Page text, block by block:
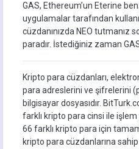
GAS, Ethereum’un Eterine
uygulamalar tarafından
cüzdanınızda NEO tutmanız
paradır. İstediğiniz zaman
Kripto para cüzdanları,
para adreslerini ve şifrelerini
bilgisayar dosyasıdır.
farklı kripto para cinsi ile işlem
66 farklı kripto para için
kripto para cüzdanlarına